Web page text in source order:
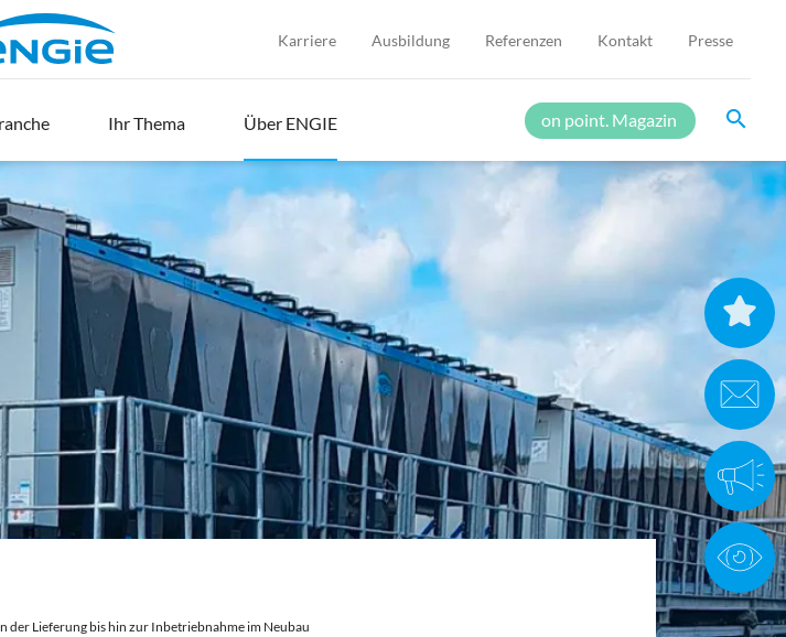
Karriere Ausbildung Referenzen Kontakt Presse
Ihr Thema Über ENGIE on point. Magazin search
der Lieferung bis hin zur Inbetriebnahme im Neubau